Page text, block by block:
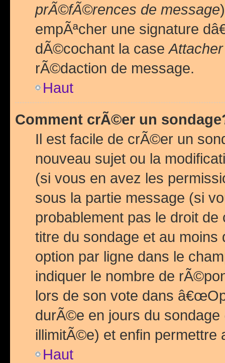
prÃ©fÃ©rences de message
empÃªcher une signature
dÃ©cochant la case
rÃ©daction de message.
Haut
Comment crÃ©er un
Il est facile de crÃ©er un
nouveau sujet ou la
(si vous en avez les
sous la partie message (si
probablement pas le droit
titre du sondage et au
option par ligne dans le
indiquer le nombre de
lors de son vote dans
durÃ©e en jours du
illimitÃ©e) et enfin permettre
Haut